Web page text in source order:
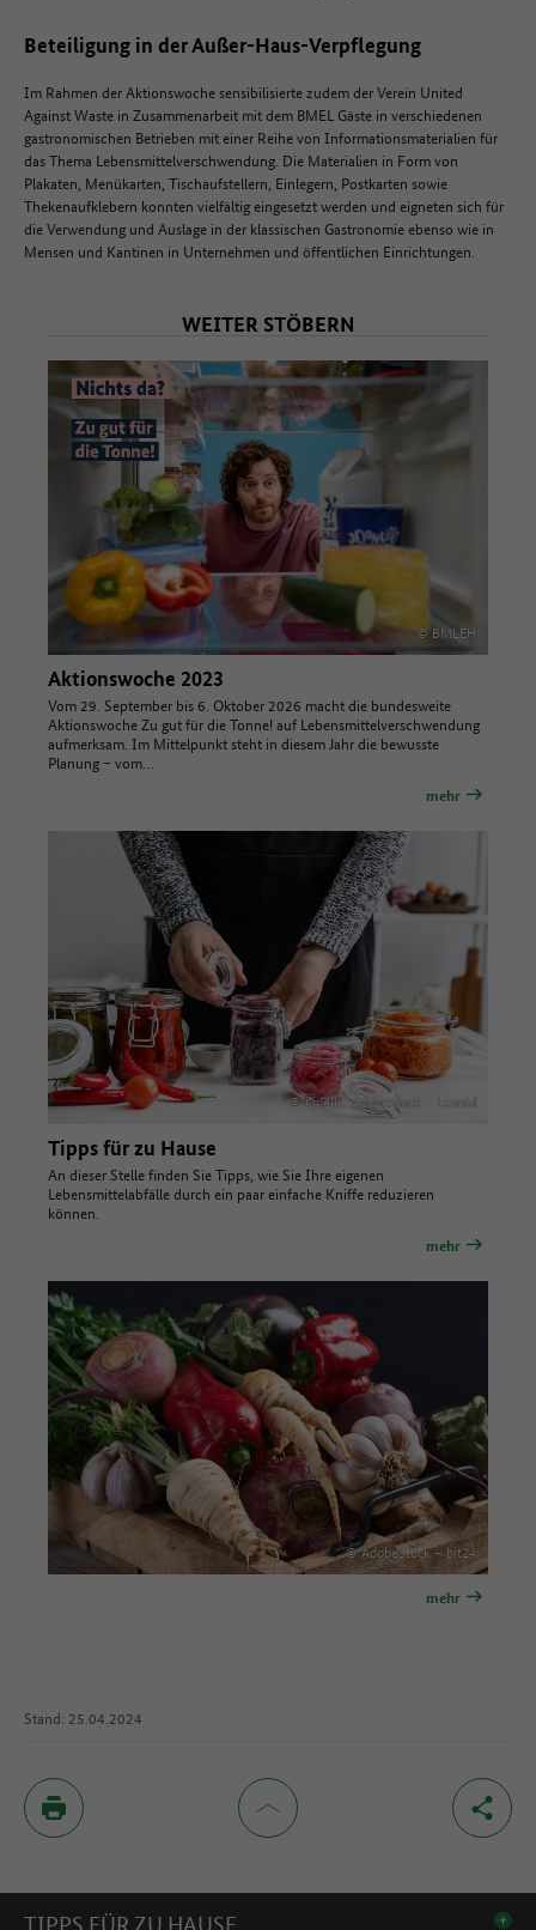
Beteiligung in der Außer-Haus-Verpflegung
Im Rahmen der Aktionswoche sensibilisierte zudem der Verein United
Against Waste in Zusammenarbeit mit dem BMEL Gäste in verschiedenen
gastronomischen Betrieben mit einer Reihe von Informationsmaterialien für
das Thema Lebensmittelverschwendung. Die Materialien in Form von
Plakaten, Menükarten, Tischaufstellern, Einlegern, Postkarten sowie
Thekenaufklebern konnten vielfältig eingesetzt werden und eigneten sich für
die Verwendung und Auslage in der klassischen Gastronomie ebenso wie in
Mensen und Kantinen in Unternehmen und öffentlichen Einrichtungen.
WEITER STÖBERN
© BMLEH
Aktionswoche 2023
Vom 29. September bis 6. Oktober 2026 macht die bundesweite
Aktionswoche Zu gut für die Tonne! auf Lebensmittelverschwendung
aufmerksam. Im Mittelpunkt steht in diesem Jahr die bewusste
Planung – vom…
mehr
© Quelle: AdobeStock – Leonid
Tipps für zu Hause
An dieser Stelle finden Sie Tipps, wie Sie Ihre eigenen
Lebensmittelabfälle durch ein paar einfache Kniffe reduzieren
können.
mehr
© AdobeStock – bit24
mehr
Stand: 25.04.2024
Inhaltsverzeichnis
TIPPS FÜR ZU HAUSE